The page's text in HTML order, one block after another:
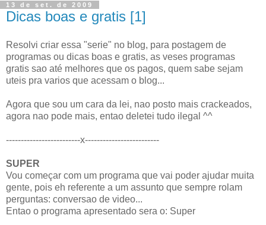
13 de set. de 2009
Dicas boas e gratis [1]
Resolvi criar essa "serie" no blog, para postagem de
programas ou dicas boas e gratis, as veses programas
gratis sao até melhores que os pagos, quem sabe sejam
uteis pra varios que acessam o blog...
Agora que sou um cara da lei, nao posto mais crackeados,
agora nao pode mais, entao deletei tudo ilegal ^^
-------------------------x-------------------------
SUPER
Vou começar com um programa que vai poder ajudar muita
gente, pois eh referente a um assunto que sempre rolam
perguntas: conversao de video...
Entao o programa apresentado sera o: Super